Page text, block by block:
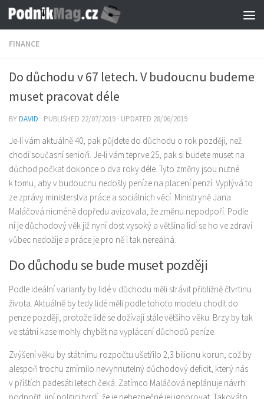
Skip to content
FINANCE
Do důchodu v 67 letech. V budoucnu budeme
muset pracovat déle
BYDAVID · PUBLISHED 22/07/2019 · UPDATED 28/06/2019
Je-li vám aktuálně 40, pak půjdete do důchodu o rok později, než
chodí současní senioři. Je-li vám teprve 25, pak si budete muset na
důchod počkat dokonce o dva roky déle. Tyto změny jsou nutné
k tomu, aby v budoucnu nedošly peníze na placení penzí. Vyplývá to
ze zprávy ministerstva práce a sociálních věcí. Ministryně Jana
Maláčová nicméně dopředu avizovala, že změnu nepodpoří. Podle
ní je důchodový věk již nyní dost vysoký a většina lidí se ho ve zdraví
vůbec nedožije a práce je pro ně i tak nereálná.
Do důchodu se bude muset později
Podle ideální varianty by lidé v důchodu měli strávit přibližně čtvrtinu
života. Aktuálně by tedy lidé měli podle tohoto modelu chodit do
penze později, protože lidé se dožívají stále většího věku. Brzy by tak
ve státní kase mohly chybět na vyplácení důchodů peníze.
Zvýšení věku by státnímu rozpočtu ušetřilo 2,3 bilionu korun, což by
alespoň trochu zmírnilo nevyhnutelný důchodový deficit, který nás
v příštích padesáti letech čeká. Zatímco Maláčová neplánuje návrh